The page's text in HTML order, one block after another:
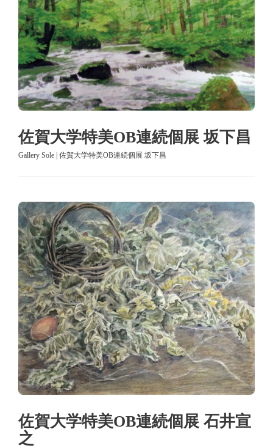
佐賀大学特美OB連続個展 坂下昌
Gallery Sole | 佐賀大学特美OB連続個展 坂下昌
佐賀大学特美OB連続個展 石井宣
之